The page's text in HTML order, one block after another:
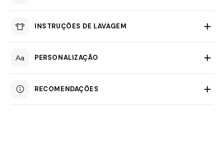
INSTRUÇÕES DE LAVAGEM
PERSONALIZAÇÃO
RECOMENDAÇÕES